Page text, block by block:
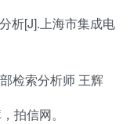
析[J].上海市集成电
检索分析师 王辉
拍信网。